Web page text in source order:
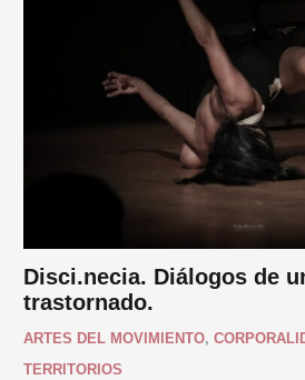
Disci.necia. Diálogos de
trastornado.
ARTES DEL MOVIMIENTO,
TERRITORIOS